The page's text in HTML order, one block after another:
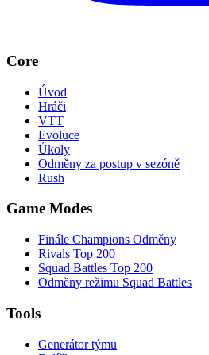
Core
Úvod
Hráči
VTT
Evoluce
Úkoly
Odměny za postup v sezóně
Rush
Game Modes
Finále Champions Odměny
Rivals Top 200
Squad Battles Top 200
Odměny režimu Squad Battles
Tools
Generátor týmu